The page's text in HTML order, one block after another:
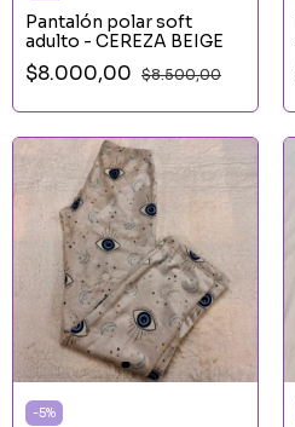
Pantalón polar soft
adulto - CEREZA BEIGE
$8.000,00 $8.500,00
-5%